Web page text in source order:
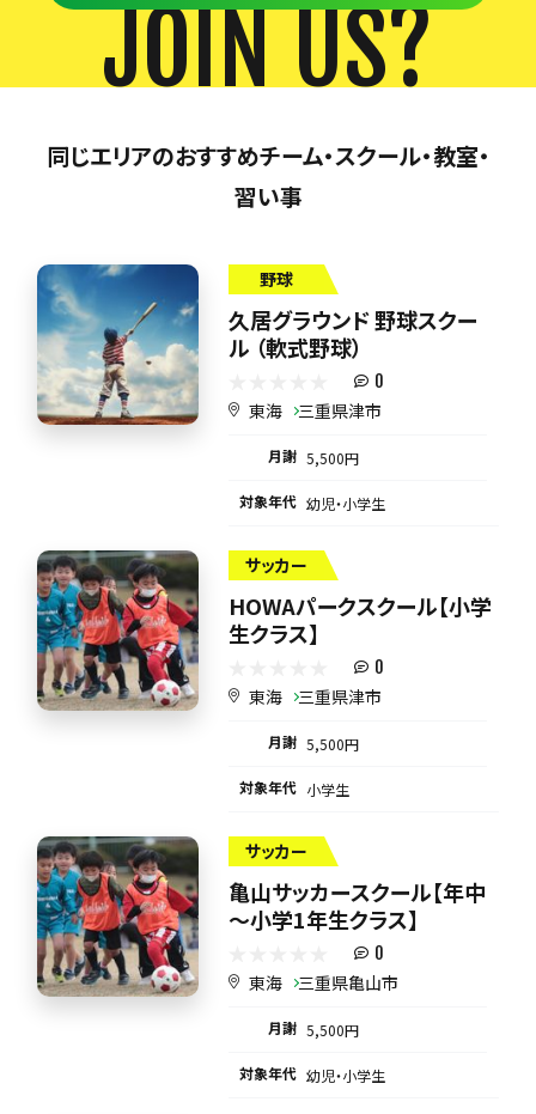
JOIN US?
同じエリアのおすすめチーム・スクール・教室・
習い事
野球
久居グラウンド 野球スクー
ル （軟式野球）
0
東海 三重県津市
月謝 5,500円
対象年代 幼児・小学生
サッカー
HOWAパークスクール【小学
生クラス】
0
東海 三重県津市
月謝 5,500円
対象年代 小学生
サッカー
亀山サッカースクール【年中
～小学1年生クラス】
0
東海 三重県亀山市
月謝 5,500円
対象年代 幼児・小学生